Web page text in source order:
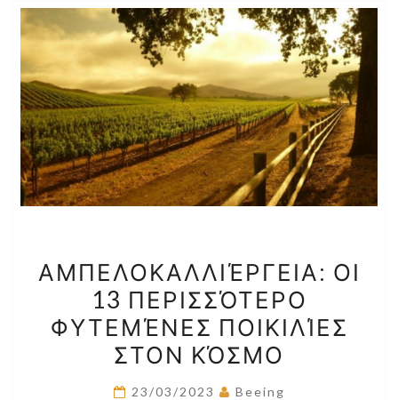
ΟΙ
13
ΠΕΡΙΣΣΌΤΕΡΟ
ΦΥΤΕΜΈΝΕΣ
ΣΤΟΝ
ΑΜΠΕΛΟΚΑΛΛΙΈΡΓΕΙΑ: ΟΙ
13 ΠΕΡΙΣΣΌΤΕΡΟ
ΦΥΤΕΜΈΝΕΣ ΠΟΙΚΙΛΊΕΣ
ΣΤΟΝ ΚΌΣΜΟ
23/03/2023 Beeing